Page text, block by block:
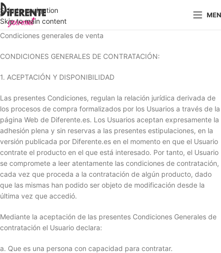
Skip to navigation
Skip to main content
Condiciones generales de venta
CONDICIONES GENERALES DE CONTRATACIÓN:
1. ACEPTACIÓN Y DISPONIBILIDAD
Las presentes Condiciones, regulan la relación jurídica derivada de
los procesos de compra formalizados por los Usuarios a través de la
página Web de Diferente.es. Los Usuarios aceptan expresamente la
adhesión plena y sin reservas a las presentes estipulaciones, en la
versión publicada por Diferente.es en el momento en que el Usuario
contrate el producto en el que está interesado. Por tanto, el Usuario
se compromete a leer atentamente las condiciones de contratación,
cada vez que proceda a la contratación de algún producto, dado
que las mismas han podido ser objeto de modificación desde la
última vez que accedió.
Mediante la aceptación de las presentes Condiciones Generales de
contratación el Usuario declara:
a. Que es una persona con capacidad para contratar.